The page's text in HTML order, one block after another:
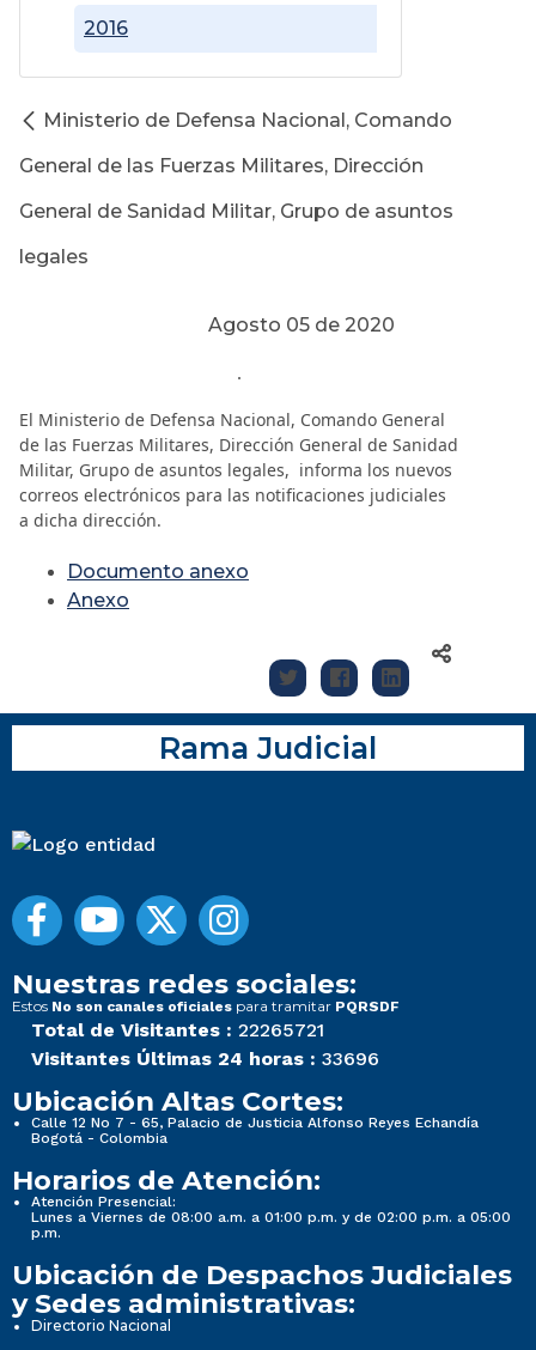
2016
Ministerio de Defensa Nacional, Comando
General de las Fuerzas Militares, Dirección
General de Sanidad Militar, Grupo de asuntos
legales
Agosto 05 de 2020
.
El Ministerio de Defensa Nacional, Comando General
de las Fuerzas Militares, Dirección General de Sanidad
Militar, Grupo de asuntos legales, informa los nuevos
correos electrónicos para las notificaciones judiciales
a dicha dirección.
Documento anexo
Anexo
Rama Judicial
Nuestras redes sociales:
Estos No son canales oficiales para tramitar PQRSDF
Total de Visitantes : 22265721
Visitantes Últimas 24 horas : 33696
Ubicación Altas Cortes:
Calle 12 No 7 - 65, Palacio de Justicia Alfonso Reyes Echandía
Bogotá - Colombia
Horarios de Atención:
Atención Presencial:
Lunes a Viernes de 08:00 a.m. a 01:00 p.m. y de 02:00 p.m. a 05:00
p.m.
Ubicación de Despachos Judiciales
y Sedes administrativas:
Directorio Nacional